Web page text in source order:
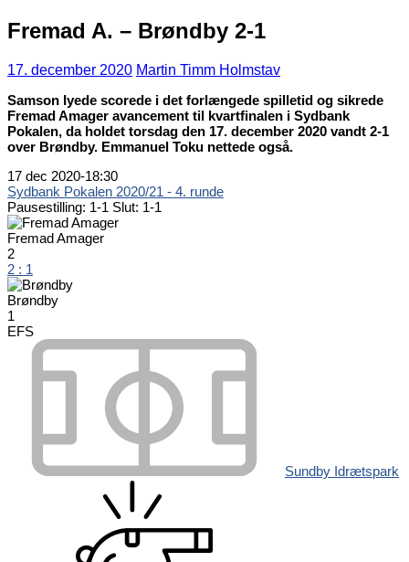
Fremad A. – Brøndby 2-1
17. december 2020 Martin Timm Holmstav
Samson Iyede scorede i det forlængede spilletid og sikrede
Fremad Amager avancement til kvartfinalen i Sydbank
Pokalen, da holdet torsdag den 17. december 2020 vandt 2-1
over Brøndby. Emmanuel Toku nettede også.
17 dec 2020-18:30
Sydbank Pokalen 2020/21 - 4. runde
Pausestilling: 1-1 Slut: 1-1
Fremad Amager
2
2 : 1
Brøndby
1
EFS
Sundby Idrætspark